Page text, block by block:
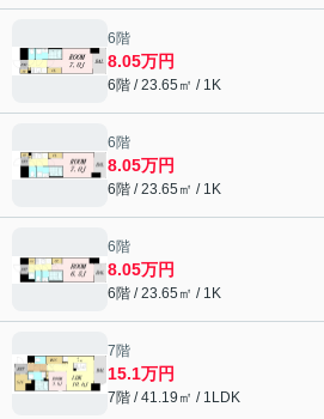
6階
8.05万円
6階 / 23.65㎡ / 1K
6階
8.05万円
6階 / 23.65㎡ / 1K
6階
8.05万円
6階 / 23.65㎡ / 1K
7階
15.1万円
7階 / 41.19㎡ / 1LDK